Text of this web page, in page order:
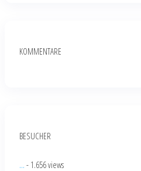
KOMMENTARE
BESUCHER
... - 1.656 views